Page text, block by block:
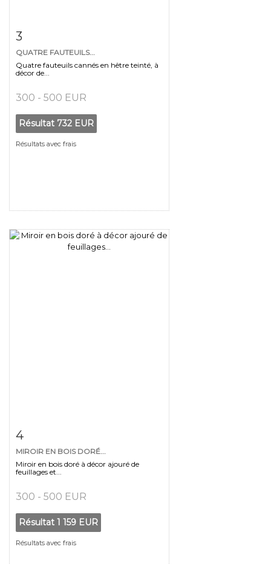
3
QUATRE FAUTEUILS...
Quatre fauteuils cannés en hêtre teinté, à
décor de...
300 - 500 EUR
Résultat 732 EUR
Résultats avec frais
4
MIROIR EN BOIS DORÉ...
Miroir en bois doré à décor ajouré de
feuillages et...
300 - 500 EUR
Résultat 1 159 EUR
Résultats avec frais